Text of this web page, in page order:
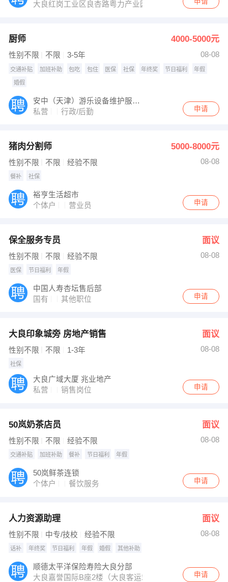
大良红岗工业区良杏路粤力产业园（原盈丰制衣厂，拓厦
厨师 4000-5000元
性别不限 不限 3-5年 08-08
交通补贴 加班补助 包吃 包住 医保 社保 年终奖 节日福利 年假
婚假
安中（天津）游乐设备维护服务有限公司
私营
行政/后勤 申请
猪肉分割师 5000-8000元
性别不限 不限 经验不限 08-08
餐补 社保
裕亨生活超市
个体户
营业员 申请
保全服务专员 面议
性别不限 不限 经验不限 08-08
医保 节日福利 年假
中国人寿杏坛售后部
国有
其他职位 申请
大良印象城旁 房地产销售 面议
性别不限 不限 1-3年 08-08
社保
大良广域大厦 兆业地产
私营
销售岗位 申请
50岚奶茶店员 面议
性别不限 不限 经验不限 08-08
交通补贴 加班补助 餐补 节日福利 年假
50岚鲜茶连锁
个体户
餐饮服务 申请
人力资源助理 面议
性别不限 中专/技校 经验不限 08-08
话补 年终奖 节日福利 年假 婚假 其他补助
顺德太平洋保险寿险大良分部
大良嘉誉国际B座2楼（大良客运站对面）
申请